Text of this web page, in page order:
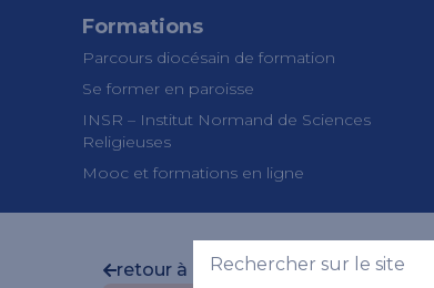
Formations
Parcours diocésain de formation
Se former en paroisse
INSR – Institut Normand de Sciences
Religieuses
Mooc et formations en ligne
retour à l'annuaire